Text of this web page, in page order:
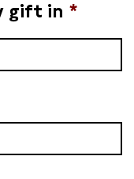
gift in *